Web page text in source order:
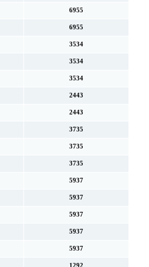
6955
6955
3534
3534
3534
2443
2443
3735
3735
3735
5937
5937
5937
5937
5937
1292